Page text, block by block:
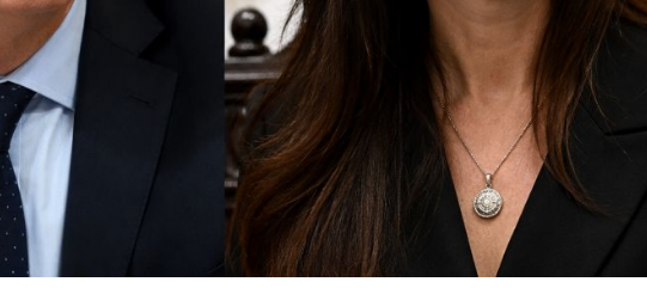
sino que repitió esos términos en cuatro oportunidades.
los funcionarios nacionales de que Brasil se está moviendo en
que diplomática, debido a la campaña electoral que está
sudamericano.
en este contexto, que también recrudeció la tensión diplomática
Brasil. Ya que el presidente norteamericano Donald Trump le revocó
en el país a la embajadora, María Luisa Ribeiro Viotti, por el no